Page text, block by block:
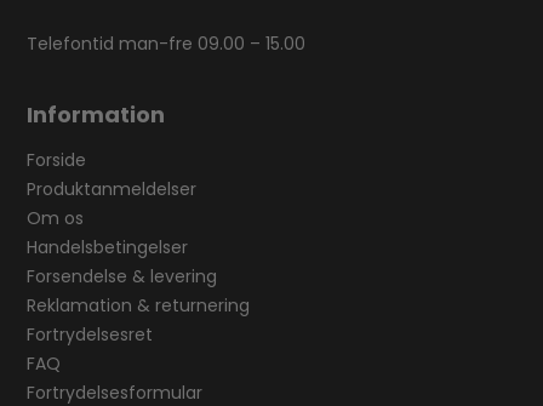
Telefontid man-fre 09.00 – 15.00
Information
Forside
Produktanmeldelser
Om os
Handelsbetingelser
Forsendelse & levering
Reklamation & returnering
Fortrydelsesret
FAQ
Fortrydelsesformular